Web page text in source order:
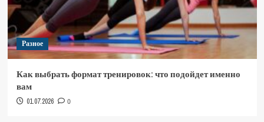
Разное
Как выбрать формат тренировок: что подойдет именно
вам
01.07.2026 0